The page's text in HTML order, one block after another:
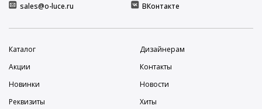
sales@o-luce.ru
ВКонтакте
Каталог
Дизайнерам
Акции
Контакты
Новинки
Новости
Реквизиты
Хиты